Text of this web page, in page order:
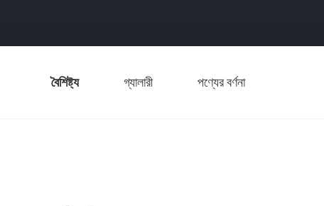
বৈশিষ্ট্য গ্যালারী পণ্যের বর্ণনা